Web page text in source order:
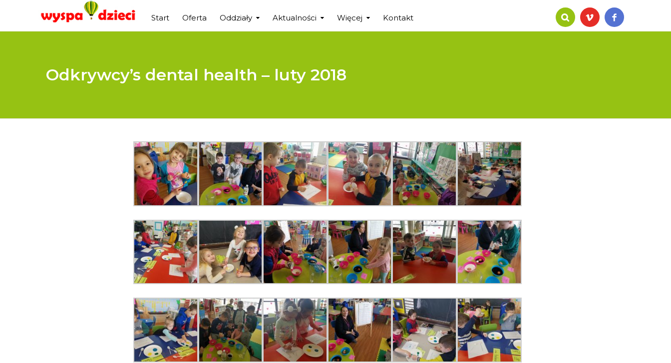
Start Oferta Oddziały Aktualności Więcej Kontakt
Odkrywcy’s dental health – luty 2018